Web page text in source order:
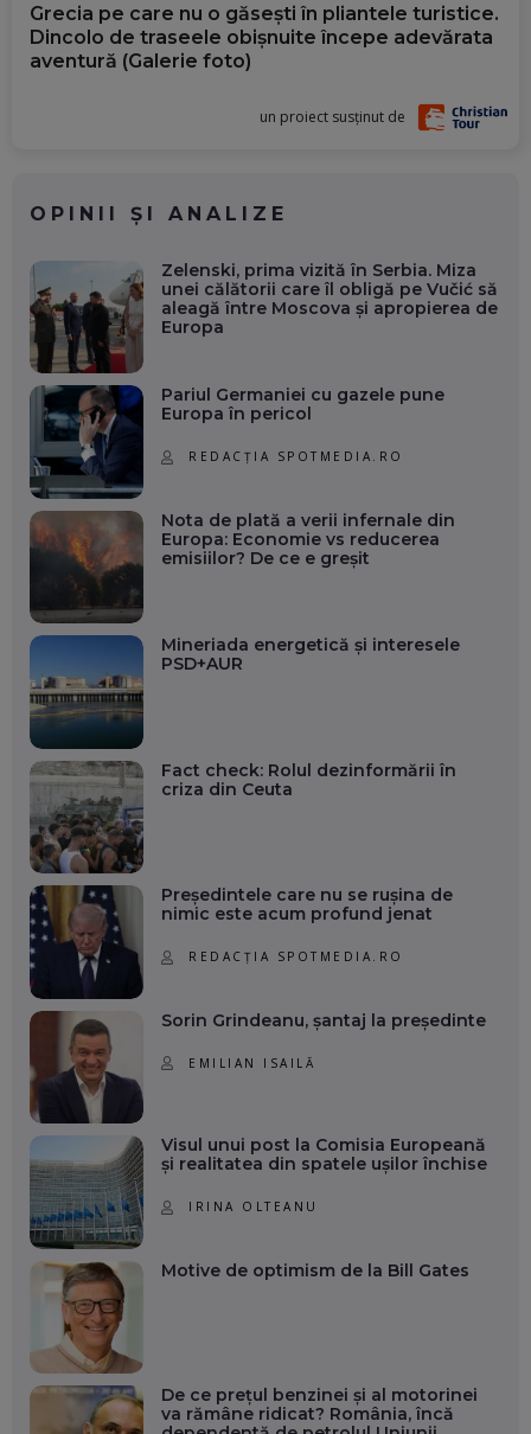
Grecia pe care nu o găsești în pliantele turistice.
Dincolo de traseele obișnuite începe adevărata
aventură (Galerie foto)
un proiect susținut de
OPINII ȘI ANALIZE
Zelenski, prima vizită în Serbia. Miza
unei călătorii care îl obligă pe Vučić să
aleagă între Moscova și apropierea de
Europa
Pariul Germaniei cu gazele pune
Europa în pericol
REDACȚIA SPOTMEDIA.RO
Nota de plată a verii infernale din
Europa: Economie vs reducerea
emisiilor? De ce e greșit
Mineriada energetică și interesele
PSD+AUR
Fact check: Rolul dezinformării în
criza din Ceuta
Președintele care nu se rușina de
nimic este acum profund jenat
REDACȚIA SPOTMEDIA.RO
Sorin Grindeanu, șantaj la președinte
EMILIAN ISAILĂ
Visul unui post la Comisia Europeană
și realitatea din spatele ușilor închise
IRINA OLTEANU
Motive de optimism de la Bill Gates
De ce prețul benzinei și al motorinei
va rămâne ridicat? România, încă